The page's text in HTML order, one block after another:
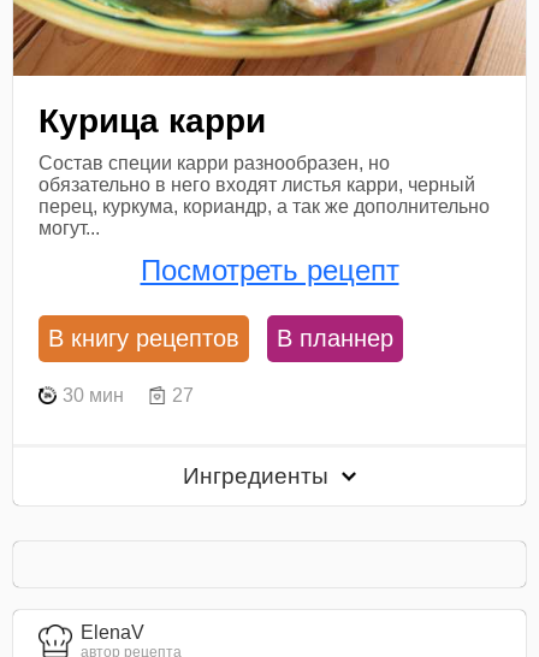
Курица карри
Состав специи карри разнообразен, но
обязательно в него входят листья карри, черный
перец, куркума, кориандр, а так же дополнительно
могут...
Посмотреть рецепт
В книгу рецептов В планнер
30 мин 27
Ингредиенты
ElenaV
автор рецепта